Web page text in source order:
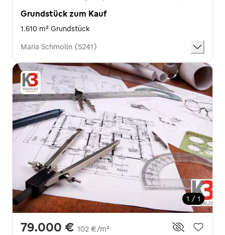
Grundstück zum Kauf
1.610 m² Grundstück
Maria Schmolln (5241)
1 / 1
79.000 € 102 €/m²